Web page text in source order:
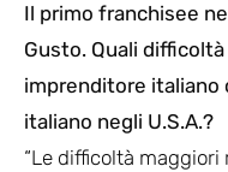
Il primo franchisee
Gusto. Quali
imprenditore italiano
italiano negli U.S.A.?
“Le difficoltà